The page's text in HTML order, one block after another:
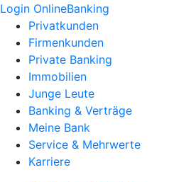
Login OnlineBanking
Privatkunden
Firmenkunden
Private Banking
Immobilien
Junge Leute
Banking & Verträge
Meine Bank
Service & Mehrwerte
Karriere